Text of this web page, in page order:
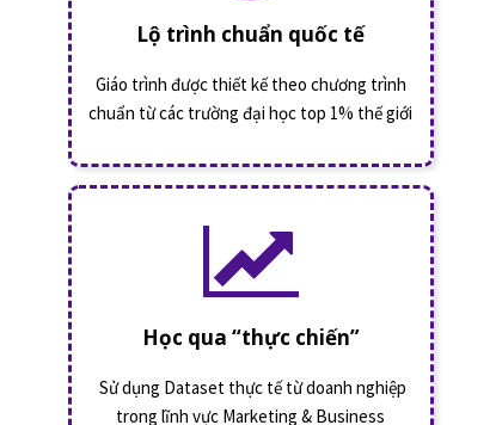
Lộ trình chuẩn quốc tế
Giáo trình được thiết kế theo chương trình
chuẩn từ các trường đại học top 1% thế giới
Học qua “thực chiến”
Sử dụng Dataset thực tế từ doanh nghiệp
trong lĩnh vực Marketing & Business